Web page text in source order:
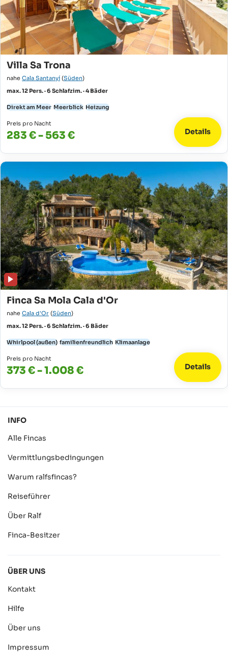
Villa Sa Trona
nahe Cala Santanyí (Süden)
max. 12 Pers. · 6 Schlafzim. · 4 Bäder
Direkt am Meer Meerblick Heizung
Preis pro Nacht
283 € - 563 € Details
Finca Sa Mola Cala d'Or
nahe Cala d'Or (Süden)
max. 12 Pers. · 6 Schlafzim. · 6 Bäder
Whirlpool (außen) familienfreundlich Klimaanlage
Preis pro Nacht
373 € - 1.008 € Details
INFO
Alle Fincas
Vermittlungsbedingungen
Warum ralfsfincas?
Reiseführer
Über Ralf
Finca-Besitzer
ÜBER UNS
Kontakt
Hilfe
Über uns
Impressum